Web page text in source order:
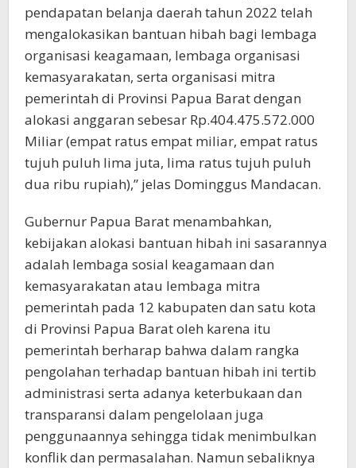
pendapatan belanja daerah tahun 2022 telah
mengalokasikan bantuan hibah bagi lembaga
organisasi keagamaan, lembaga organisasi
kemasyarakatan, serta organisasi mitra
pemerintah di Provinsi Papua Barat dengan
alokasi anggaran sebesar Rp.404.475.572.000
Miliar (empat ratus empat miliar, empat ratus
tujuh puluh lima juta, lima ratus tujuh puluh
dua ribu rupiah),” jelas Dominggus Mandacan.
Gubernur Papua Barat menambahkan,
kebijakan alokasi bantuan hibah ini sasarannya
adalah lembaga sosial keagamaan dan
kemasyarakatan atau lembaga mitra
pemerintah pada 12 kabupaten dan satu kota
di Provinsi Papua Barat oleh karena itu
pemerintah berharap bahwa dalam rangka
pengolahan terhadap bantuan hibah ini tertib
administrasi serta adanya keterbukaan dan
transparansi dalam pengelolaan juga
penggunaannya sehingga tidak menimbulkan
konflik dan permasalahan. Namun sebaliknya